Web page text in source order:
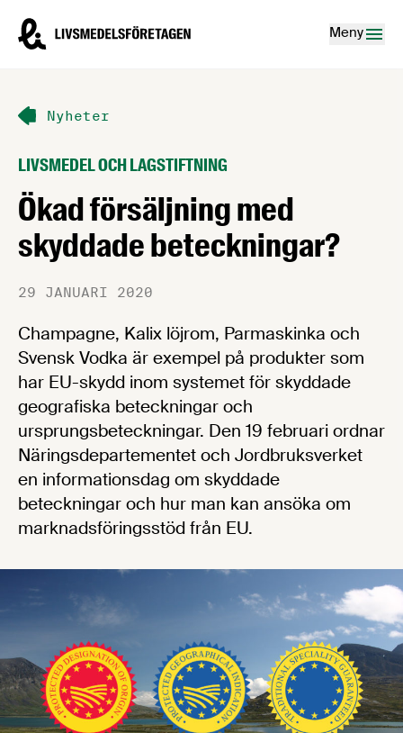
Livsmedelsföretagen – till startsidan
Meny
Nyheter
LIVSMEDEL OCH LAGSTIFTNING
Ökad försäljning med
skyddade beteckningar?
29 JANUARI 2020
Champagne, Kalix löjrom, Parmaskinka och
Svensk Vodka är exempel på produkter som
har EU-skydd inom systemet för skyddade
geografiska beteckningar och
ursprungsbeteckningar. Den 19 februari ordnar
Näringsdepartementet och Jordbruksverket
en informationsdag om skyddade
beteckningar och hur man kan ansöka om
marknadsföringsstöd från EU.